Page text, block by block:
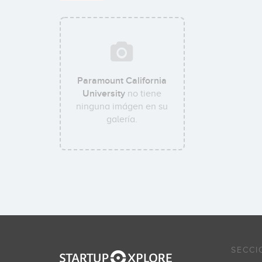
Paramount California
University no tiene
ninguna imágen en su
galería.